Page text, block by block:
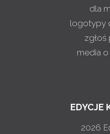
dla
logotypy
media
EDYCJE
2026